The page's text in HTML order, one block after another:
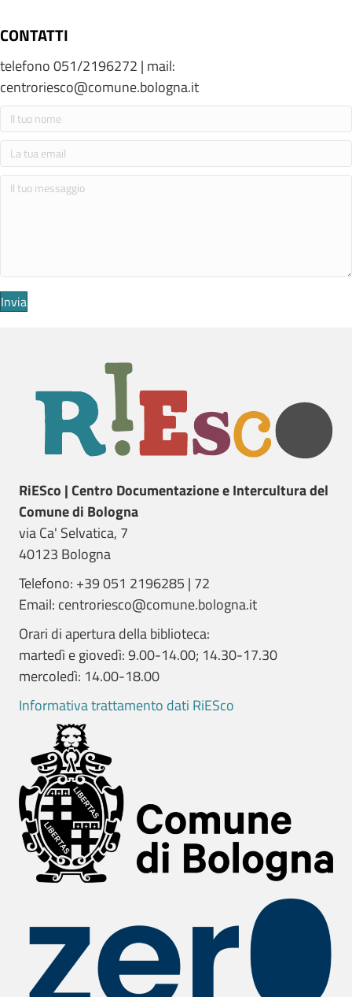
CONTATTI
telefono 051/2196272 | mail:
centroriesco@comune.bologna.it
Invia
RiESco | Centro Documentazione e Intercultura del
Comune di Bologna
via Ca' Selvatica, 7
40123 Bologna
Telefono: +39 051 2196285 | 72
Email: centroriesco@comune.bologna.it
Orari di apertura della biblioteca:
martedì e giovedì: 9.00-14.00; 14.30-17.30
mercoledì: 14.00-18.00
Informativa trattamento dati RiESco